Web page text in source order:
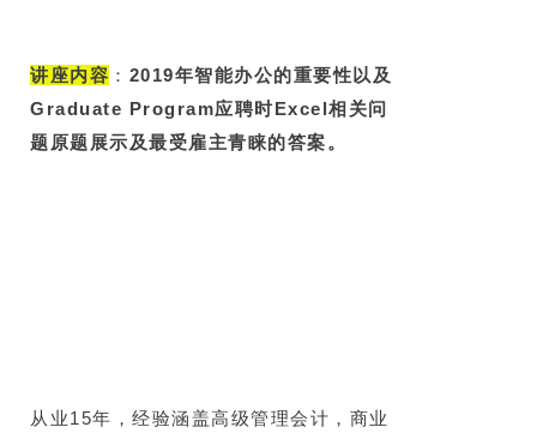
讲座内容 ： 2019年智能办公的重要性以及
Graduate Program应聘时Excel相关问
题原题展示及最受雇主青睐的答案。
从业15年，经验涵盖高级管理会计，商业